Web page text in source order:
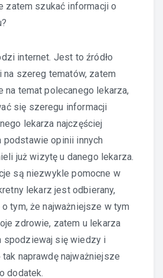
zatem szukać informacji o
internet. Jest to źródło
szereg tematów, zatem
na temat polecanego lekarza,
się szeregu informacji
lekarza najczęściej
podstawie opinii innych
już wizytę u danego lekarza.
są niezwykle pomocne w
lekarz jest odbierany,
tym, że najważniejsze w tym
zdrowie, zatem u lekarza
się wiedzy i
naprawdę najważniejsze
dodatek.